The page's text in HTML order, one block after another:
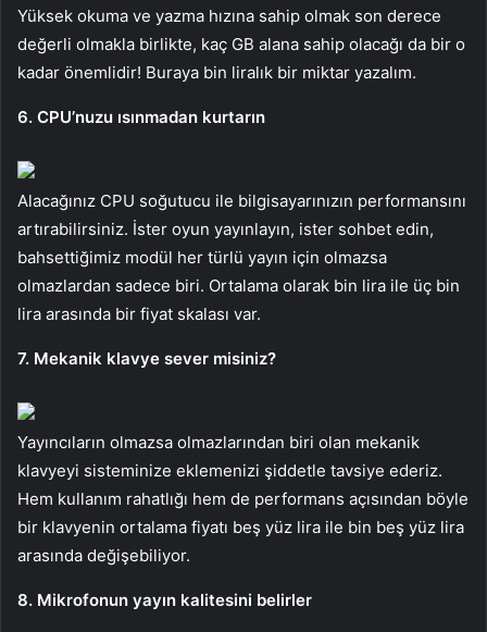
Yüksek okuma ve yazma hızına sahip olmak son derece
değerli olmakla birlikte, kaç GB alana sahip olacağı da bir o
kadar önemlidir! Buraya bin liralık bir miktar yazalım.
6. CPU’nuzu ısınmadan kurtarın
Alacağınız CPU soğutucu ile bilgisayarınızın performansını
artırabilirsiniz. İster oyun yayınlayın, ister sohbet edin,
bahsettiğimiz modül her türlü yayın için olmazsa
olmazlardan sadece biri. Ortalama olarak bin lira ile üç bin
lira arasında bir fiyat skalası var.
7. Mekanik klavye sever misiniz?
Yayıncıların olmazsa olmazlarından biri olan mekanik
klavyeyi sisteminize eklemenizi şiddetle tavsiye ederiz.
Hem kullanım rahatlığı hem de performans açısından böyle
bir klavyenin ortalama fiyatı beş yüz lira ile bin beş yüz lira
arasında değişebiliyor.
8. Mikrofonun yayın kalitesini belirler